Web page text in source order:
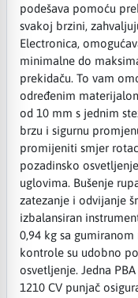
podešava pomoću
svakoj brzini,
Electronica,
minimalne do
prekidaču. To vam
određenim
od 10 mm s jednim
brzu i sigurnu
promijeniti smjer
pozadinsko
uglovima. Bušenje
zatezanje i odvijanje
izbalansiran
0,94 kg sa
kontrole su udobno
osvetljenje. Jedna
1210 CV punjač